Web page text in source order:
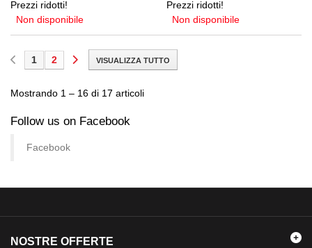
Prezzi ridotti!
Non disponibile
Prezzi ridotti!
Non disponibile
VISUALIZZA TUTTO
1 2
Mostrando 1 – 16 di 17 articoli
Follow us on Facebook
Facebook
NOSTRE OFFERTE